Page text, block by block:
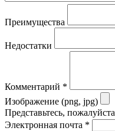
Преимущества
Недостатки
Комментарий *
Изображение (png, jpg)
Представьтесь, пожалуйста
Электронная почта *